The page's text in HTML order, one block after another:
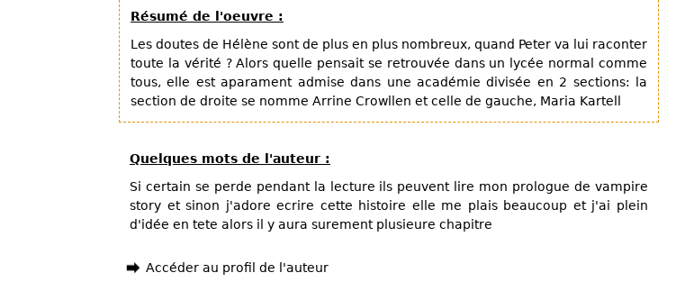
Résumé de l'oeuvre :
Les doutes de Hélène sont de plus en plus nombreux, quand Peter va lui raconter
toute la vérité ? Alors quelle pensait se retrouvée dans un lycée normal comme
tous, elle est aparament admise dans une académie divisée en 2 sections: la
section de droite se nomme Arrine Crowllen et celle de gauche, Maria Kartell
Quelques mots de l'auteur :
Si certain se perde pendant la lecture ils peuvent lire mon prologue de vampire
story et sinon j'adore ecrire cette histoire elle me plais beaucoup et j'ai plein
d'idée en tete alors il y aura surement plusieure chapitre
Accéder au profil de l'auteur